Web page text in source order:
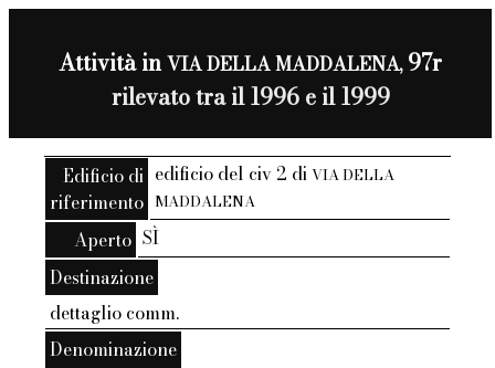
Attività inVIA DELLA MADDALENA,97r
rilevato tra il 1996 e il 1999
Edificio di
riferimento
edificio del civ 2 diVIA DELLA
MADDALENA
Aperto SÌ
Destinazione
dettaglio comm.
Denominazione